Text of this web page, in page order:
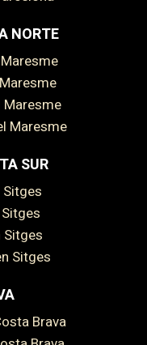
NORTE
Maresme
Maresme
Maresme
SUR
Sitges
Sitges
Sitges
Sitges
Brava
todas